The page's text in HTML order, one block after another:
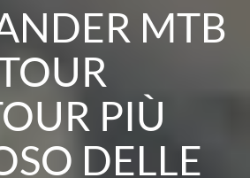
MTB
PIÙ
DELLE